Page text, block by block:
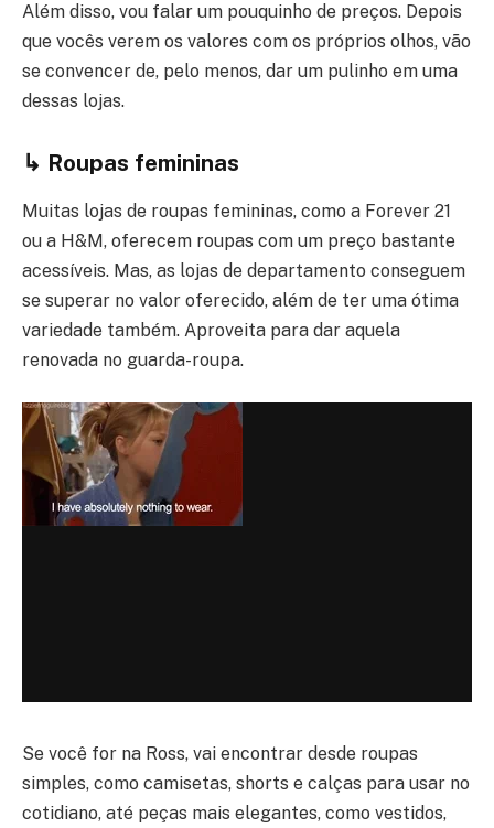
Além disso, vou falar um pouquinho de preços. Depois
que vocês verem os valores com os próprios olhos, vão
se convencer de, pelo menos, dar um pulinho em uma
dessas lojas.
↳ Roupas femininas
Muitas lojas de roupas femininas, como a Forever 21
ou a H&M, oferecem roupas com um preço bastante
acessíveis. Mas, as lojas de departamento conseguem
se superar no valor oferecido, além de ter uma ótima
variedade também. Aproveita para dar aquela
renovada no guarda-roupa.
Se você for na Ross, vai encontrar desde roupas
simples, como camisetas, shorts e calças para usar no
cotidiano, até peças mais elegantes, como vestidos,